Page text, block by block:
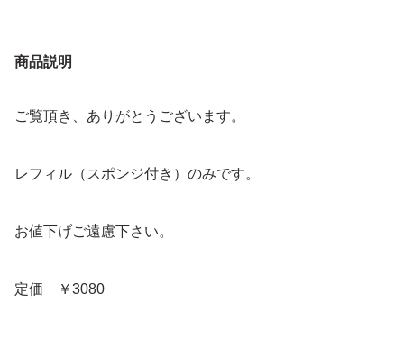
商品説明
ご覧頂き、ありがとうございます。
レフィル（スポンジ付き）のみです。
お値下げご遠慮下さい。
定価 ￥3080